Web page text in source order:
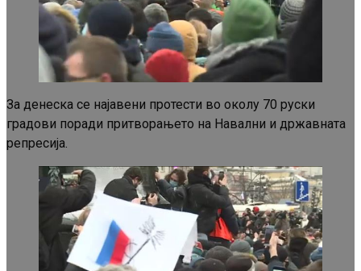
За денеска се најавени протести во околу 70 руски
градови поради притворањето на Навални и државната
репресија.